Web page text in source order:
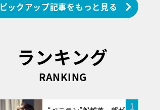
ピックアップ記事をもっと見る
ランキング
RANKING
1